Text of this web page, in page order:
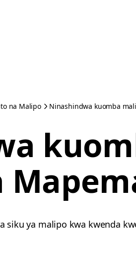
na Malipo Ninashindwa kuomba
siku ya malipo kwa kwenda